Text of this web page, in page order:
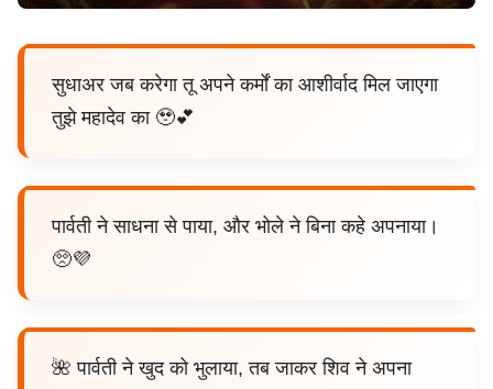
सुधाअर जब करेगा तू अपने कर्मों का आशीर्वाद मिल जाएगा
तुझे महादेव का 🥹💕
पार्वती ने साधना से पाया, और भोले ने बिना कहे अपनाया।
🥺💜
🌺 पार्वती ने खुद को भुलाया, तब जाकर शिव ने अपना